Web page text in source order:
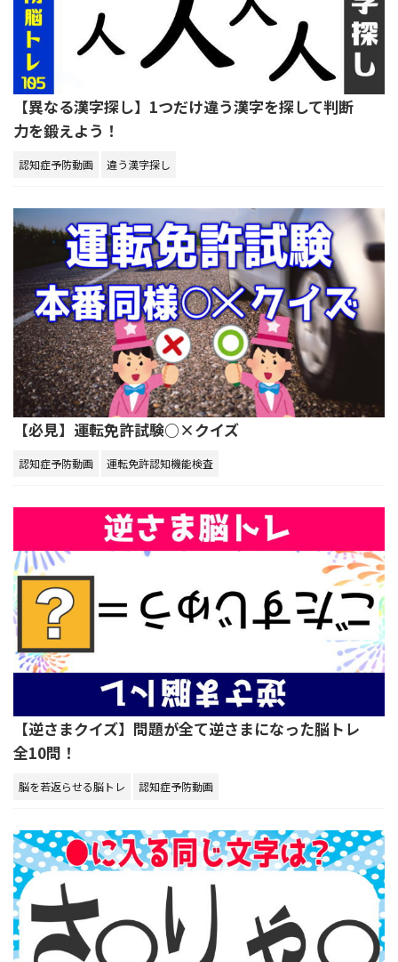
【異なる漢字探し】1つだけ違う漢字を探して判断
力を鍛えよう！
認知症予防動画 違う漢字探し
【必見】運転免許試験○×クイズ
認知症予防動画 運転免許認知機能検査
【逆さまクイズ】問題が全て逆さまになった脳トレ
全10問！
脳を若返らせる脳トレ 認知症予防動画